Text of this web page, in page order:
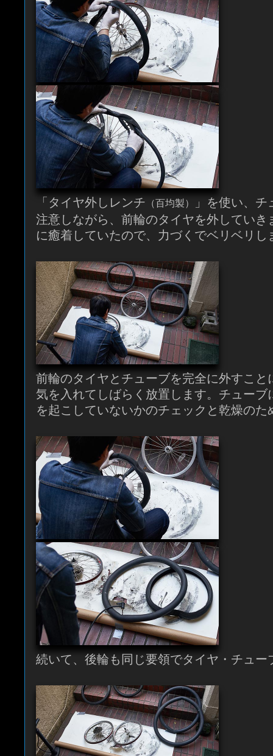
「タイヤ外しレンチ （百均製）
」を使い、
注意しながら、前輪のタイヤを外していき
に癒着していたので、力づくでベリベリし
前輪のタイヤとチューブを完全に外すこと
気を入れてしばらく放置します。チューブ
を起こしていないかのチェックと乾燥のた
続いて、後輪も同じ要領でタイヤ・チュー